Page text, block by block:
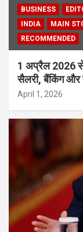
BUSINESS
INDIA
MAIN
RECOMMENDED
1 अप्रैल 2026 से
सैलरी, बैंकिंग और
April 1, 2026